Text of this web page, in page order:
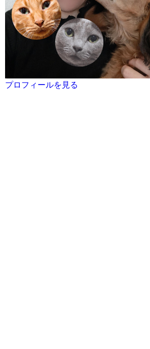
プロフィールを見る